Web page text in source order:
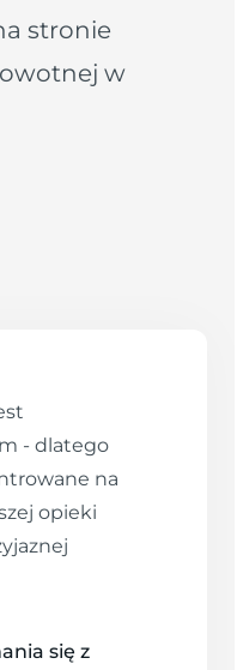
stronie
w
- dlatego
na
opieki
się z